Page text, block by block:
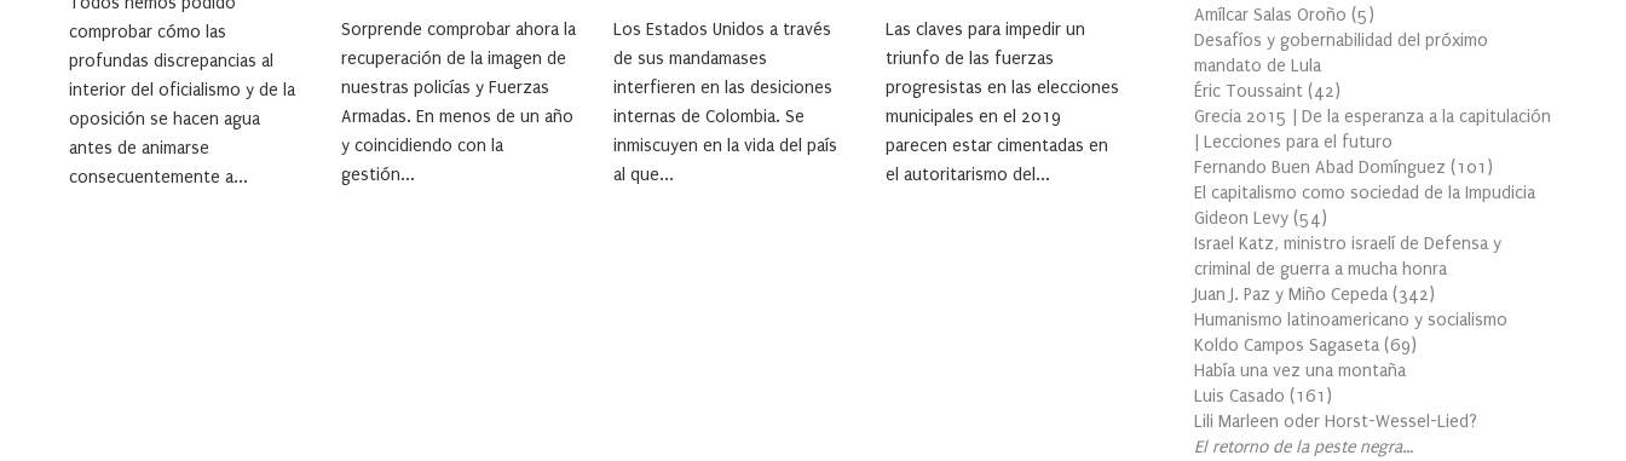
comprobar cómo las
profundas discrepancias al
interior del oficialismo y de la
oposición se hacen agua
antes de animarse
consecuentemente a...
Sorprende comprobar ahora la
recuperación de la imagen de
nuestras policías y Fuerzas
Armadas. En menos de un año
y coincidiendo con la
gestión...
Los Estados Unidos a través
de sus mandamases
interfieren en las desiciones
internas de Colombia. Se
inmiscuyen en la vida del país
al que...
Las claves para impedir un
triunfo de las fuerzas
progresistas en las elecciones
municipales en el 2019
parecen estar cimentadas en
el autoritarismo del...
Amílcar Salas Oroño (5)
Desafíos y gobernabilidad del próximo
mandato de Lula
Éric Toussaint (42)
Grecia 2015 | De la esperanza a la capitulación
| Lecciones para el futuro
Fernando Buen Abad Domínguez (101 )
El capitalismo como sociedad de la Impudicia
Gideon Levy (54)
Israel Katz, ministro israelí de Defensa y
criminal de guerra a mucha honra
Juan J. Paz y Miño Cepeda (342)
Humanismo latinoamericano y socialismo
Koldo Campos Sagaseta (69)
Había una vez una montaña
Luis Casado (161 )
Lili Marleen oder Horst-Wessel-Lied?
El retorno de la peste negra…